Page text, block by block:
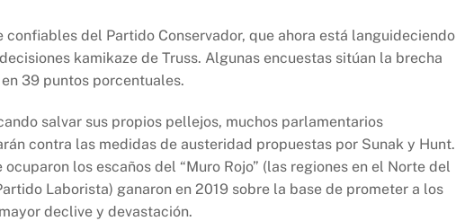
confiables del Partido Conservador, que ahora está languideciendo
kamikaze de Truss. Algunas encuestas sitúan la brecha
39 puntos porcentuales.
salvar sus propios pellejos, muchos parlamentarios
contra las medidas de austeridad propuestas por Sunak y Hunt.
los escaños del “Muro Rojo” (las regiones en el Norte del
Laborista) ganaron en 2019 sobre la base de prometer a los
declive y devastación.